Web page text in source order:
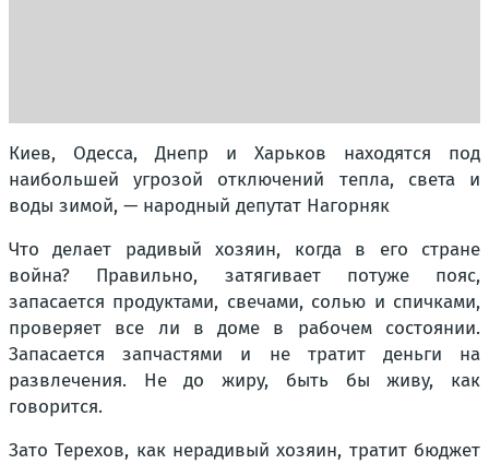
Киев, Одесса, Днепр и Харьков находятся под
наибольшей угрозой отключений тепла, света и
воды зимой, — народный депутат Нагорняк
Что делает радивый хозяин, когда в его стране
война? Правильно, затягивает потуже пояс,
запасается продуктами, свечами, солью и спичками,
проверяет все ли в доме в рабочем состоянии.
Запасается запчастями и не тратит деньги на
развлечения. Не до жиру, быть бы живу, как
говорится.
Зато Терехов, как нерадивый хозяин, тратит бюджет